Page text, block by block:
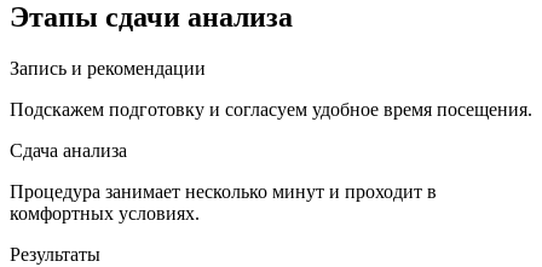
Этапы сдачи анализа
Запись и рекомендации
Подскажем подготовку и согласуем удобное время посещения.
Сдача анализа
Процедура занимает несколько минут и проходит в
комфортных условиях.
Результаты